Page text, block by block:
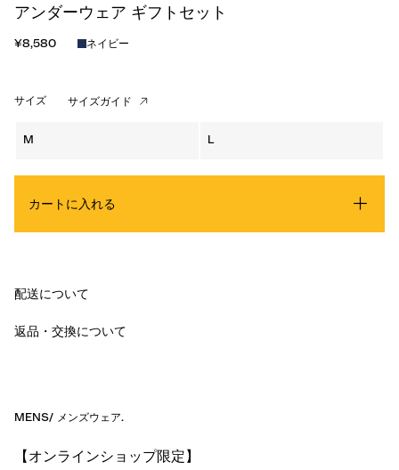
アンダーウェア ギフトセット
¥8,580 ネイビー
サイズ サイズガイド
M L
カートに入れる
配送について
返品・交換について
MENS/ メンズウェア.
【オンラインショップ限定】